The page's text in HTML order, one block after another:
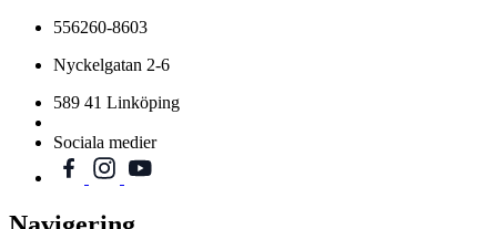
556260-8603
Nyckelgatan 2-6
589 41 Linköping
Sociala medier